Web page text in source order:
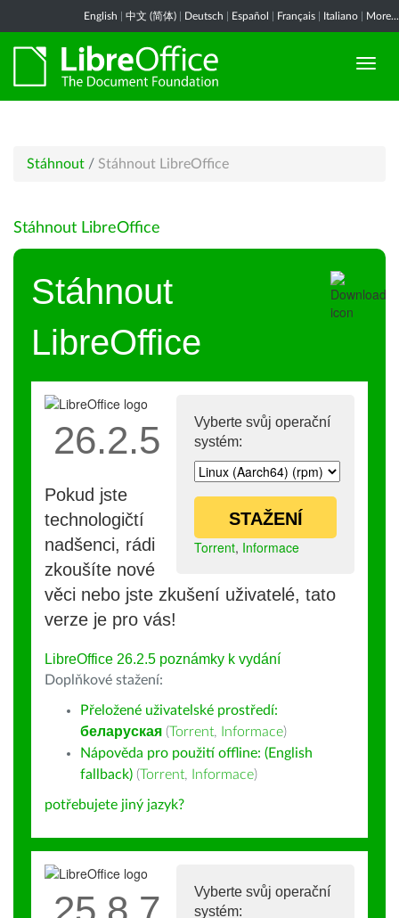
English 中文 (简体) Deutsch Español Français Italiano More...
Stáhnout / Stáhnout LibreOffice
Stáhnout LibreOffice
Stáhnout
LibreOffice
Vyberte svůj operační
systém:
STAŽENÍ
Torrent, Informace
26.2.5
Pokud jste
technologičtí
nadšenci, rádi
zkoušíte nové
věci nebo jste zkušení uživatelé, tato
verze je pro vás!
LibreOffice 26.2.5 poznámky k vydání
Doplňkové stažení:
Přeložené uživatelské prostředí:
беларуская (Torrent, Informace)
Nápověda pro použití offline: (English
fallback) (Torrent, Informace)
potřebujete jiný jazyk?
Vyberte svůj operační
systém: